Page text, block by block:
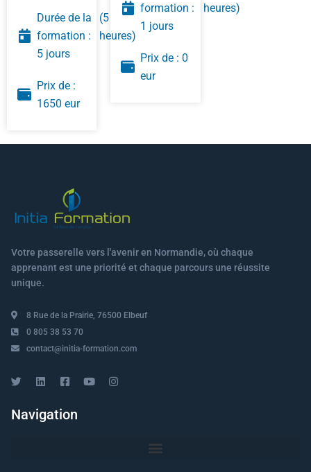
Durée de la
formation :
5 jours
Prix de :
1650 eur
(5
heures)
formation :
1 jours
Prix de : 0
eur
heures)
Votre passerelle vers l'avenir en Normandie, où chaque
apprenant est une priorité et chaque parcours une réussite
unique.
8 Rue de la Prairie, 76500 Elbeuf
0 805 38 53 70
contact@initia-formation.com
Navigation